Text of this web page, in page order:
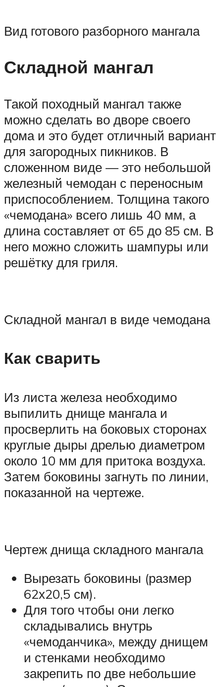
Вид готового разборного мангала
Складной мангал
Такой походный мангал также
можно сделать во дворе своего
дома и это будет отличный вариант
для загородных пикников. В
сложенном виде — это небольшой
железный чемодан с переносным
приспособлением. Толщина такого
«чемодана» всего лишь 40 мм, а
длина составляет от 65 до 85 см. В
него можно сложить шампуры или
решётку для гриля.
Складной мангал в виде чемодана
Как сварить
Из листа железа необходимо
выпилить днище мангала и
просверлить на боковых сторонах
круглые дыры дрелью диаметром
около 10 мм для притока воздуха.
Затем боковины загнуть по линии,
показанной на чертеже.
Чертеж днища складного мангала
Вырезать боковины (размер
62х20,5 см).
Для того чтобы они легко
складывались внутрь
«чемоданчика», между днищем
и стенками необходимо
закрепить по две небольшие